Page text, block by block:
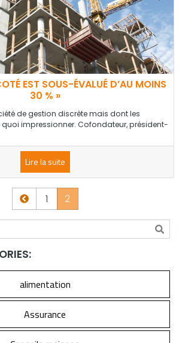
EST SOUS-ÉVALUÉ D’AU MOINS
30 % »
de gestion discrète mais dont les
impressionner. Cofondateur, président-
Lire la suite
Page précédente
1 2
alimentation
Assurance